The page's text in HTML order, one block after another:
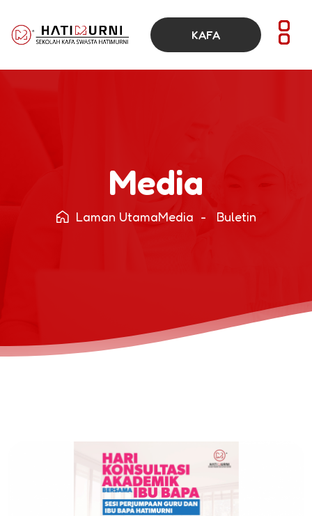
KAFA
Online
Media
Laman UtamaMedia - Buletin